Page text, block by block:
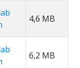
4,6 MB
6,2 MB